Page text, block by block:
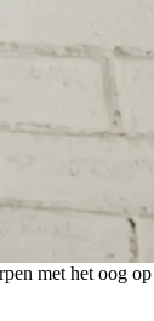
met het oog